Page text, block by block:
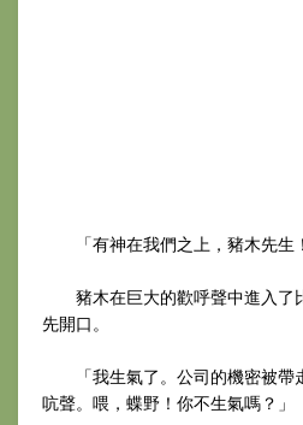
「有神在我們之上，豬木先生
豬木在巨大的歡呼聲中進入了
先開口。
「我生氣了。公司的機密被帶
吭聲。喂，蝶野！你不生氣嗎？」